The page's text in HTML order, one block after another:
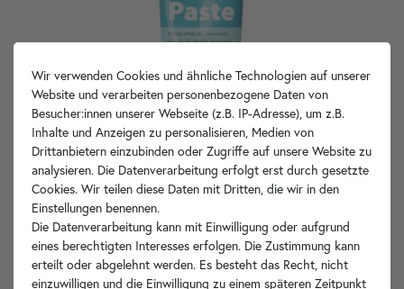
Wir verwenden Cookies und ähnliche Technologien auf unserer
Website und verarbeiten personenbezogene Daten von
Besucher:innen unserer Webseite (z.B. IP-Adresse), um z.B.
Inhalte und Anzeigen zu personalisieren, Medien von
Drittanbietern einzubinden oder Zugriffe auf unsere Website zu
analysieren. Die Datenverarbeitung erfolgt erst durch gesetzte
Cookies. Wir teilen diese Daten mit Dritten, die wir in den
Einstellungen benennen.
Die Datenverarbeitung kann mit Einwilligung oder aufgrund
eines berechtigten Interesses erfolgen. Die Zustimmung kann
erteilt oder abgelehnt werden. Es besteht das Recht, nicht
einzuwilligen und die Einwilligung zu einem späteren Zeitpunkt